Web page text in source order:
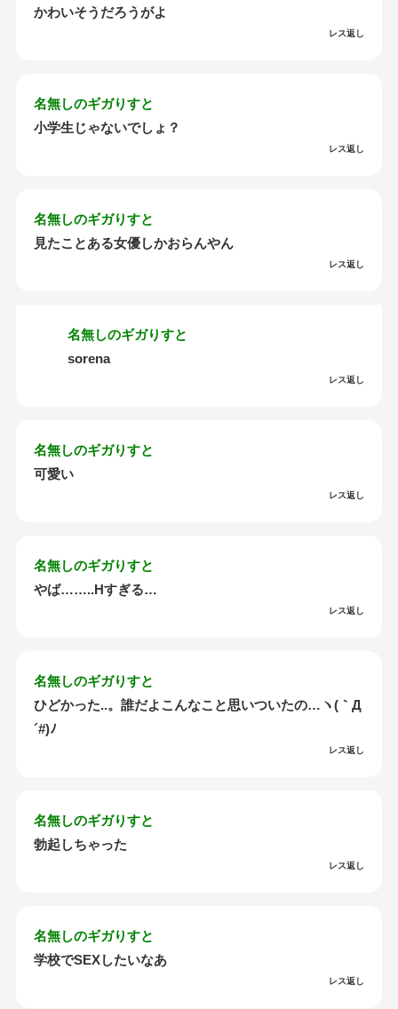
かわいそうだろうがよ
レス返し
名無しのギガりすと
小学生じゃないでしょ？
レス返し
名無しのギガりすと
見たことある女優しかおらんやん
レス返し
名無しのギガりすと
sorena
レス返し
名無しのギガりすと
可愛い
レス返し
名無しのギガりすと
やば……..Hすぎる…
レス返し
名無しのギガりすと
ひどかった..。誰だよこんなこと思いついたの…ヽ(｀Д
´#)ﾉ
レス返し
名無しのギガりすと
勃起しちゃった
レス返し
名無しのギガりすと
学校でSEXしたいなあ
レス返し